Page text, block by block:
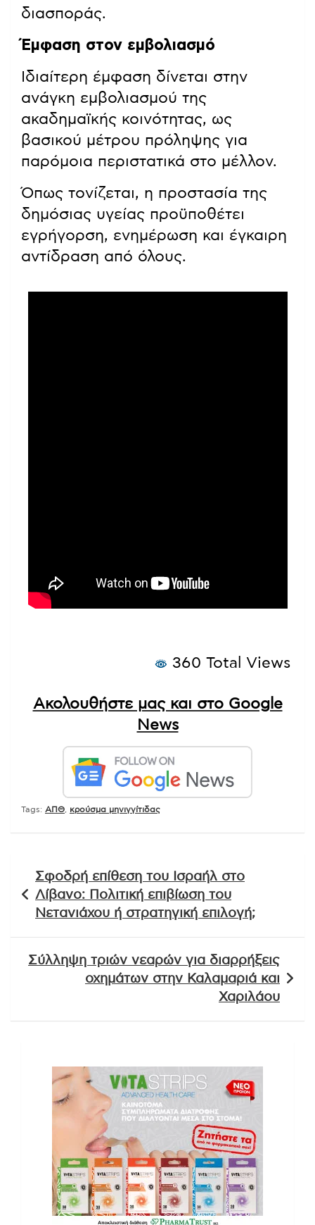
διασποράς.
Έμφαση στον εμβολιασμό
Ιδιαίτερη έμφαση δίνεται στην
ανάγκη εμβολιασμού της
ακαδημαϊκής κοινότητας, ως
βασικού μέτρου πρόληψης για
παρόμοια περιστατικά στο μέλλον.
Όπως τονίζεται, η προστασία της
δημόσιας υγείας προϋποθέτει
εγρήγορση, ενημέρωση και έγκαιρη
αντίδραση από όλους.
360 Total Views
Ακολουθήστε μας και στο Google
News
Tags: ΑΠΘ κρούσμα μηνιγγίτιδας
άρθρων
Σφοδρή επίθεση του Ισραήλ στο
Λίβανο: Πολιτική επιβίωση του
Νετανιάχου ή στρατηγική επιλογή;
Σύλληψη τριών νεαρών για διαρρήξεις
οχημάτων στην Καλαμαριά και
Χαριλάου